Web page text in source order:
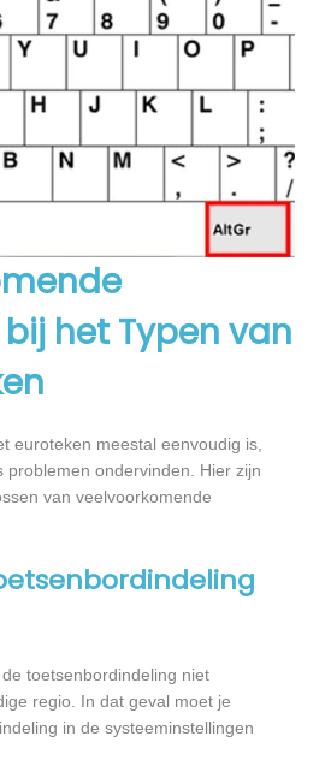
het Typen van
euroteken meestal eenvoudig is,
problemen ondervinden. Hier zijn
van veelvoorkomende
toetsenbordindeling niet
regio. In dat geval moet je
in de systeeminstellingen